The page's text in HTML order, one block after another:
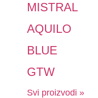
MISTRAL
AQUILO
BLUE
GTW
Svi proizvodi »